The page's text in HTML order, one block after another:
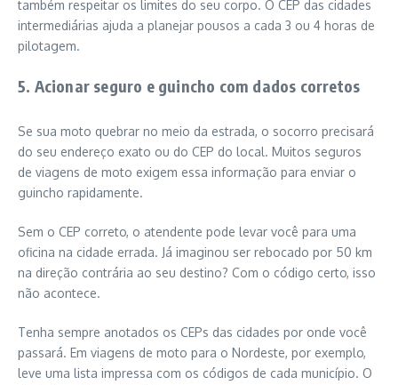
também respeitar os limites do seu corpo. O CEP das cidades
intermediárias ajuda a planejar pousos a cada 3 ou 4 horas de
pilotagem.
5. Acionar seguro e guincho com dados corretos
Se sua moto quebrar no meio da estrada, o socorro precisará
do seu endereço exato ou do CEP do local. Muitos seguros
de viagens de moto exigem essa informação para enviar o
guincho rapidamente.
Sem o CEP correto, o atendente pode levar você para uma
oficina na cidade errada. Já imaginou ser rebocado por 50 km
na direção contrária ao seu destino? Com o código certo, isso
não acontece.
Tenha sempre anotados os CEPs das cidades por onde você
passará. Em viagens de moto para o Nordeste, por exemplo,
leve uma lista impressa com os códigos de cada município. O